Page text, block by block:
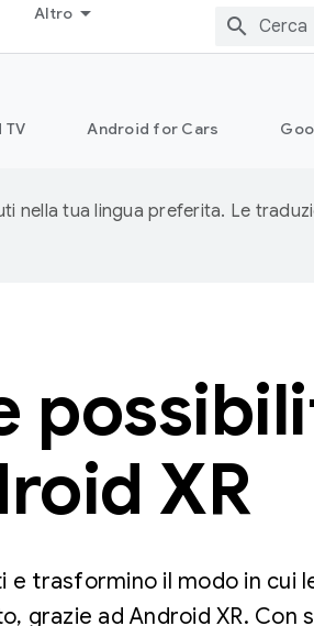
Altro
TV Android for Cars
nella tua lingua preferita. Le
XR
e trasformino il modo in cui
grazie ad Android XR. Con